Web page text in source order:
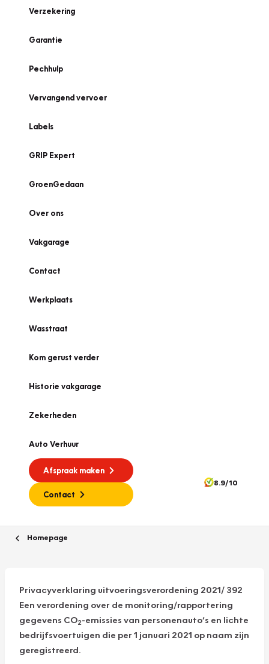
Verzekering
Garantie
Pechhulp
Vervangend vervoer
Labels
GRIP Expert
GroenGedaan
Over ons
Vakgarage
Contact
Werkplaats
Wasstraat
Kom gerust verder
Historie vakgarage
Zekerheden
Auto Verhuur
Afspraak maken
Contact
8.9/10
Homepage
Privacyverklaring uitvoeringsverordening 2021/ 392
Een verordening over de monitoring/rapportering
gegevens CO2-emissies van personenauto’s en lichte
bedrijfsvoertuigen die per 1 januari 2021 op naam zijn
geregistreerd.